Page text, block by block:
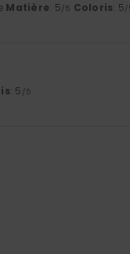
Matière: 5/5 Coloris: 5/
: 5 /5